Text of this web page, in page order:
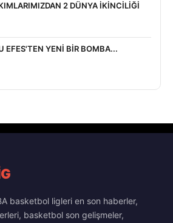
2 DÜNYA İKİNCİLİĞİ
EFES'TEN YENİ BİR BOMBA...
basketbol ligleri en son haberler,
basketbol son gelişmeler,